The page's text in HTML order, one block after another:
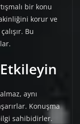
bir konu
korur ve
Bu
aynı
Konuşma
sahibidirler.